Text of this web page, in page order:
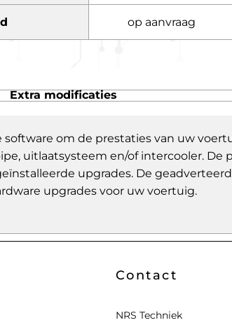
op aanvraag
Extra modificaties
om de prestaties van uw
uitlaatsysteem en/of intercooler.
upgrades. De
upgrades voor uw voertuig.
Contact
NRS Techniek